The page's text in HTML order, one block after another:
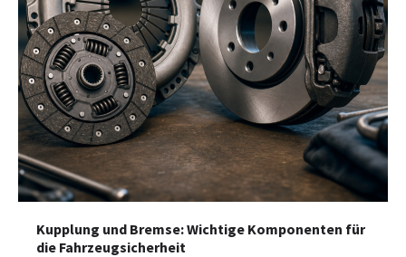
Kupplung und Bremse: Wichtige Komponenten für
die Fahrzeugsicherheit